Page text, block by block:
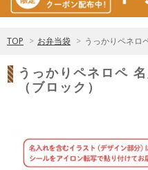
TOP > お弁当袋 > うっかりペネロ
うっかりペネロペ
（ブロック）